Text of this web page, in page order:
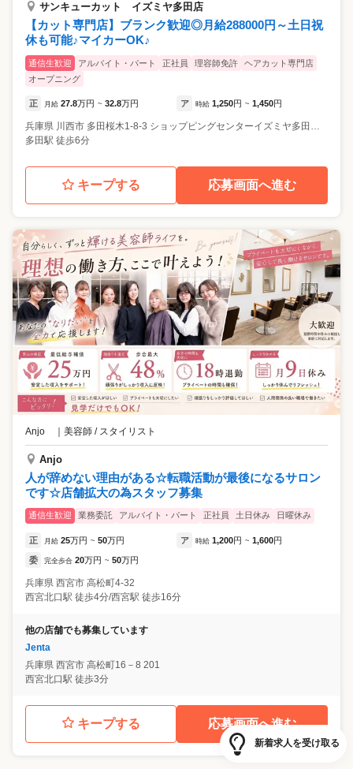
サンキューカット イズミヤ多田店
【カット専門店】ブランク歓迎◎月給288000円～土日祝
休も可能♪マイカーOK♪
通信生歓迎 アルバイト・パート 正社員 理容師免許
ヘアカット専門店
オープニング
正 月給 27.8万円 ~ 32.8万円 ア 時給 1,250円 ~ 1,450円
兵庫県 川西市 多田桜木1-8-3 ショップピングセンターイズミヤ多田店 1F
多田駅 徒歩6分
キープする 応募画面へ進む
Anjo ｜ 美容師 / スタイリスト
Anjo
人が辞めない理由がある☆転職活動が最後になるサロン
です☆店舗拡大の為スタッフ募集
通信生歓迎 業務委託 アルバイト・パート 正社員 土日休み 日曜休み
正 月給 25万円 ~ 50万円 ア 時給 1,200円 ~ 1,600円
委 完全歩合 20万円 ~ 50万円
兵庫県 西宮市 高松町4-32
西宮北口駅 徒歩4分/西宮駅 徒歩16分
他の店舗でも募集しています
Jenta
兵庫県 西宮市 高松町16－8 201
西宮北口駅 徒歩3分
キープする 応募画面へ進む
新着求人を受け取る